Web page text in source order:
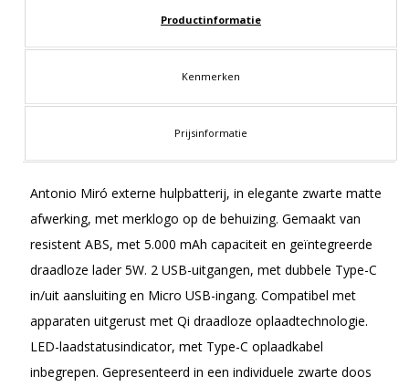
Productinformatie
Kenmerken
Prijsinformatie
Antonio Miró externe hulpbatterij, in elegante zwarte matte
afwerking, met merklogo op de behuizing. Gemaakt van
resistent ABS, met 5.000 mAh capaciteit en geïntegreerde
draadloze lader 5W. 2 USB-uitgangen, met dubbele Type-C
in/uit aansluiting en Micro USB-ingang. Compatibel met
apparaten uitgerust met Qi draadloze oplaadtechnologie.
LED-laadstatusindicator, met Type-C oplaadkabel
inbegrepen. Gepresenteerd in een individuele zwarte doos